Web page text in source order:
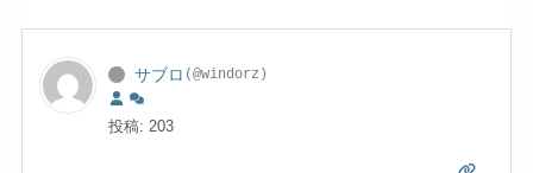
サブロ (@windorz)
投稿: 203